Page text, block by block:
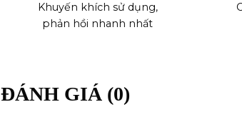
Khuyến khích sử dụng,
phản hồi nhanh nhất
ĐÁNH GIÁ (0)